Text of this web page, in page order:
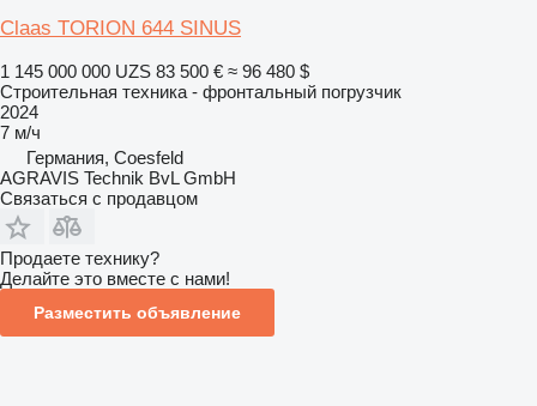
Claas TORION 644 SINUS
1 145 000 000 UZS 83 500 € ≈ 96 480 $
Строительная техника - фронтальный погрузчик
2024
7 м/ч
Германия, Coesfeld
AGRAVIS Technik BvL GmbH
Связаться с продавцом
Продаете технику?
Делайте это вместе с нами!
Разместить объявление